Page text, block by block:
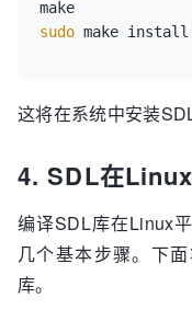
sudo
这将在系统中安装
4. SDL在
编译SDL库在Linux
几个基本步骤。下
库。